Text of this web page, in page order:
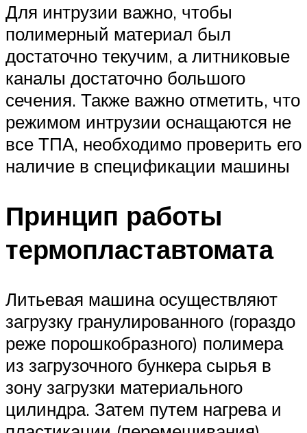
Для интрузии важно, чтобы
полимерный материал был
достаточно текучим, а литниковые
каналы достаточно большого
сечения. Также важно отметить, что
режимом интрузии оснащаются не
все ТПА, необходимо проверить его
наличие в спецификации машины
Принцип работы
термопластавтомата
Литьевая машина осуществляют
загрузку гранулированного (гораздо
реже порошкобразного) полимера
из загрузочного бункера сырья в
зону загрузки материального
цилиндра. Затем путем нагрева и